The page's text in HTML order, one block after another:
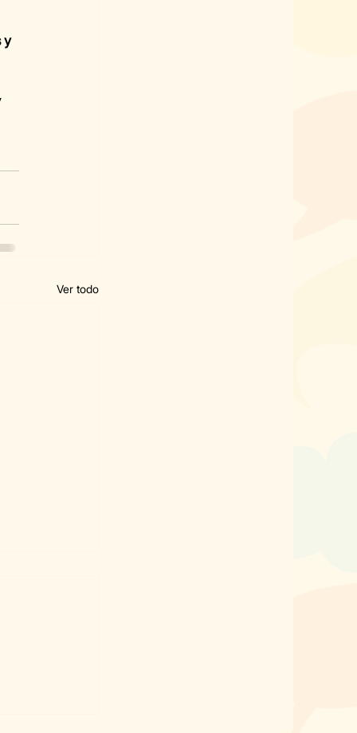
y
Ver todo